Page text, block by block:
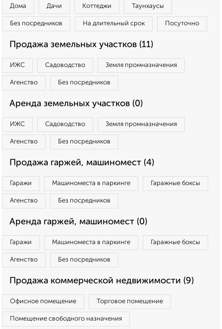
Дома Дачи Коттеджи Таунхаусы
Без посредников На длительный срок Посуточно
Продажа земельных участков (11)
ИЖС Садоводство Земля промназначения
Агенство Без посредников
Аренда земельных участков (0)
ИЖС Садоводство Земля промназначения
Агенство Без посредников
Продажа гаржей, машиномест (4)
Гаражи Машиноместа в паркинге Гаражные боксы
Агенство Без посредников
Аренда гаржей, машиномест (0)
Гаражи Машиноместа в паркинге Гаражные боксы
Агенство Без посредников
Продажа коммерческой недвижимости (9)
Офисное помещение Торговое помещение
Помещение свободного назначения